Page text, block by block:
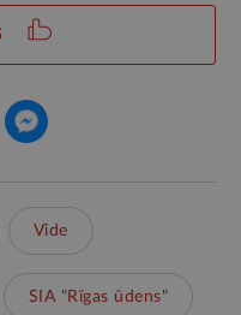
Vide
SIA "Rīgas ūdens"